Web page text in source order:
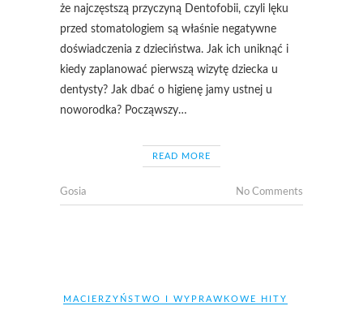
że najczęstszą przyczyną Dentofobii, czyli lęku
przed stomatologiem są właśnie negatywne
doświadczenia z dzieciństwa. Jak ich uniknąć i
kiedy zaplanować pierwszą wizytę dziecka u
dentysty? Jak dbać o higienę jamy ustnej u
noworodka? Począwszy…
READ MORE
Gosia No Comments
MACIERZYŃSTWO I WYPRAWKOWE HITY